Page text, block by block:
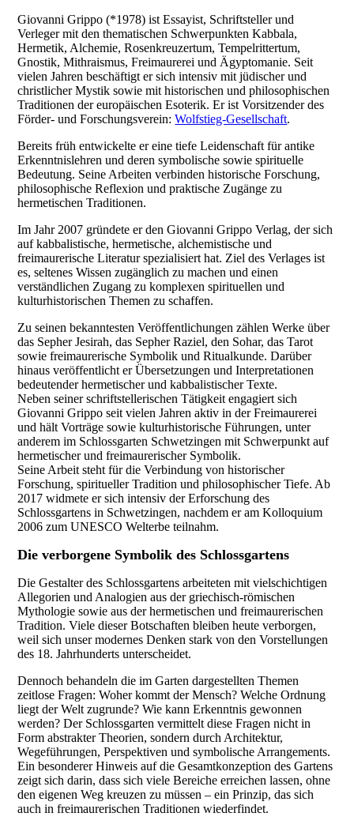
Giovanni Grippo (*1978) ist Essayist, Schriftsteller und
Verleger mit den thematischen Schwerpunkten Kabbala,
Hermetik, Alchemie, Rosenkreuzertum, Tempelrittertum,
Gnostik, Mithraismus, Freimaurerei und Ägyptomanie. Seit
vielen Jahren beschäftigt er sich intensiv mit jüdischer und
christlicher Mystik sowie mit historischen und philosophischen
Traditionen der europäischen Esoterik. Er ist Vorsitzender des
Förder- und Forschungsverein:Wolfstieg-Gesellschaft.
Bereits früh entwickelte er eine tiefe Leidenschaft für antike
Erkenntnislehren und deren symbolische sowie spirituelle
Bedeutung. Seine Arbeiten verbinden historische Forschung,
philosophische Reflexion und praktische Zugänge zu
hermetischen Traditionen.
Im Jahr 2007 gründete er den Giovanni Grippo Verlag, der sich
auf kabbalistische, hermetische, alchemistische und
freimaurerische Literatur spezialisiert hat. Ziel des Verlages ist
es, seltenes Wissen zugänglich zu machen und einen
verständlichen Zugang zu komplexen spirituellen und
kulturhistorischen Themen zu schaffen.
Zu seinen bekanntesten Veröffentlichungen zählen Werke über
das Sepher Jesirah, das Sepher Raziel, den Sohar, das Tarot
sowie freimaurerische Symbolik und Ritualkunde. Darüber
hinaus veröffentlicht er Übersetzungen und Interpretationen
bedeutender hermetischer und kabbalistischer Texte.
Neben seiner schriftstellerischen Tätigkeit engagiert sich
Giovanni Grippo seit vielen Jahren aktiv in der Freimaurerei
und hält Vorträge sowie kulturhistorische Führungen, unter
anderem im Schlossgarten Schwetzingen mit Schwerpunkt auf
hermetischer und freimaurerischer Symbolik.
Seine Arbeit steht für die Verbindung von historischer
Forschung, spiritueller Tradition und philosophischer Tiefe. Ab
2017 widmete er sich intensiv der Erforschung des
Schlossgartens in Schwetzingen, nachdem er am Kolloquium
2006 zum UNESCO Welterbe teilnahm.
Die verborgene Symbolik des Schlossgartens
Die Gestalter des Schlossgartens arbeiteten mit vielschichtigen
Allegorien und Analogien aus der griechisch-römischen
Mythologie sowie aus der hermetischen und freimaurerischen
Tradition. Viele dieser Botschaften bleiben heute verborgen,
weil sich unser modernes Denken stark von den Vorstellungen
des 18. Jahrhunderts unterscheidet.
Dennoch behandeln die im Garten dargestellten Themen
zeitlose Fragen: Woher kommt der Mensch? Welche Ordnung
liegt der Welt zugrunde? Wie kann Erkenntnis gewonnen
werden? Der Schlossgarten vermittelt diese Fragen nicht in
Form abstrakter Theorien, sondern durch Architektur,
Wegeführungen, Perspektiven und symbolische Arrangements.
Ein besonderer Hinweis auf die Gesamtkonzeption des Gartens
zeigt sich darin, dass sich viele Bereiche erreichen lassen, ohne
den eigenen Weg kreuzen zu müssen – ein Prinzip, das sich
auch in freimaurerischen Traditionen wiederfindet.